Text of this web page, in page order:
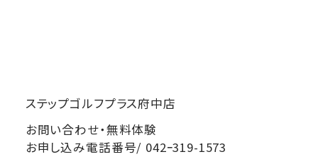
ステップゴルフプラス府中店
お問い合わせ・無料体験
お申し込み電話番号/ 042ｰ319-1573